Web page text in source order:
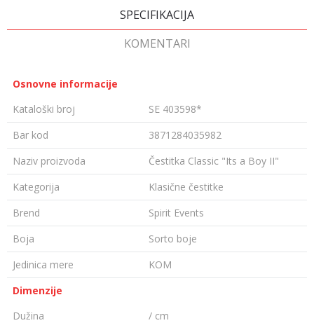
SPECIFIKACIJA
KOMENTARI
Osnovne informacije
Kataloški broj
SE 403598*
Bar kod
3871284035982
Naziv proizvoda
Čestitka Classic "Its a Boy II"
Kategorija
Klasične čestitke
Brend
Spirit Events
Boja
Sorto boje
Jedinica mere
KOM
Dimenzije
Dužina
/ cm